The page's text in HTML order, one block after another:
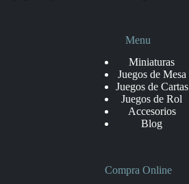
Menu
Miniaturas
Juegos de Mesa
Juegos de Cartas
Juegos de Rol
Accesorios
Blog
Compra Online